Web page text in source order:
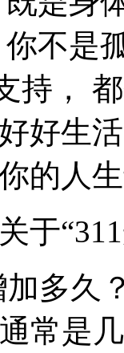
不是
持，
好生
的人
于
多久
常是